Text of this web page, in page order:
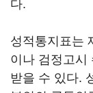
다.
성적통지표는
이나 검정고시
받을 수 있다.